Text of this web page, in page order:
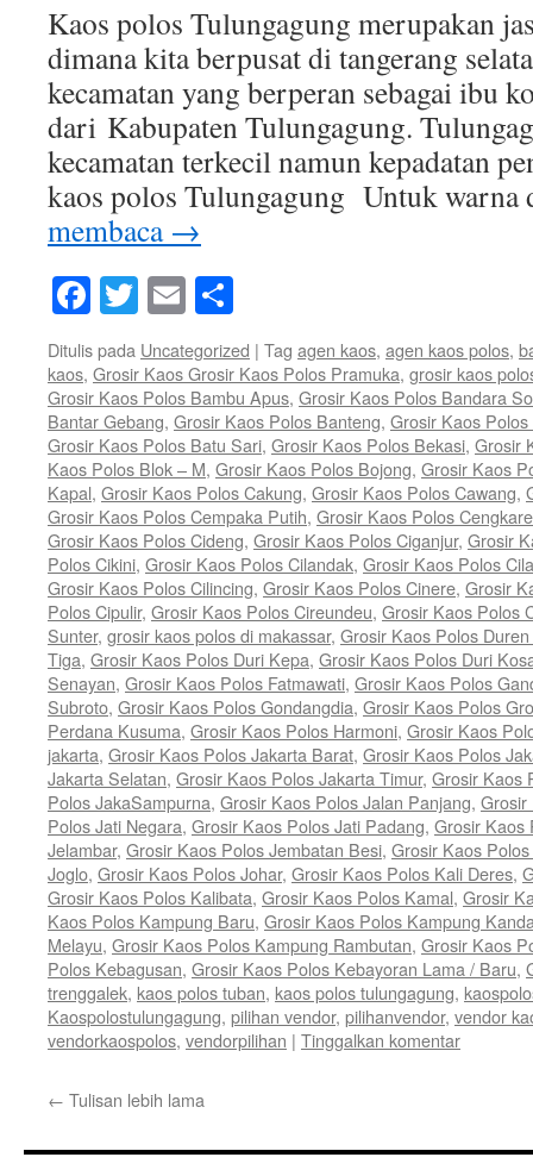
Kaos polos Tulungagung merupakan
dimana kita berpusat di tangerang
kecamatan yang berperan sebagai ibu
dari Kabupaten Tulungagung.
kecamatan terkecil namun kepadatan
kaos polos Tulungagung Untuk
membaca →
Facebook
Twitter
Email
Ditulis pada Uncategorized | Tag agen kaos, agen kaos polos,
kaos, Grosir Kaos Grosir Kaos Polos Pramuka, grosir kaos
Grosir Kaos Polos Bambu Apus, Grosir Kaos Polos Bandara
Bantar Gebang, Grosir Kaos Polos Banteng, Grosir Kaos
Grosir Kaos Polos Batu Sari, Grosir Kaos Polos Bekasi, Grosir
Kaos Polos Blok – M, Grosir Kaos Polos Bojong, Grosir Kaos
Kapal, Grosir Kaos Polos Cakung, Grosir Kaos Polos Cawang,
Grosir Kaos Polos Cempaka Putih, Grosir Kaos Polos
Grosir Kaos Polos Cideng, Grosir Kaos Polos Ciganjur, Grosir
Polos Cikini, Grosir Kaos Polos Cilandak, Grosir Kaos Polos
Grosir Kaos Polos Cilincing, Grosir Kaos Polos Cinere, Grosir
Polos Cipulir, Grosir Kaos Polos Cireundeu, Grosir Kaos Polos
Sunter, grosir kaos polos di makassar, Grosir Kaos Polos
Tiga, Grosir Kaos Polos Duri Kepa, Grosir Kaos Polos Duri
Senayan, Grosir Kaos Polos Fatmawati, Grosir Kaos Polos
Subroto, Grosir Kaos Polos Gondangdia, Grosir Kaos Polos
Perdana Kusuma, Grosir Kaos Polos Harmoni, Grosir Kaos
jakarta, Grosir Kaos Polos Jakarta Barat, Grosir Kaos Polos
Jakarta Selatan, Grosir Kaos Polos Jakarta Timur, Grosir Kaos
Polos JakaSampurna, Grosir Kaos Polos Jalan Panjang, Grosir
Polos Jati Negara, Grosir Kaos Polos Jati Padang, Grosir Kaos
Jelambar, Grosir Kaos Polos Jembatan Besi, Grosir Kaos
Joglo, Grosir Kaos Polos Johar, Grosir Kaos Polos Kali Deres,
Grosir Kaos Polos Kalibata, Grosir Kaos Polos Kamal, Grosir
Kaos Polos Kampung Baru, Grosir Kaos Polos Kampung
Melayu, Grosir Kaos Polos Kampung Rambutan, Grosir Kaos
Polos Kebagusan, Grosir Kaos Polos Kebayoran Lama / Baru,
trenggalek, kaos polos tuban, kaos polos tulungagung,
Kaospolostulungagung, pilihan vendor, pilihanvendor, vendor
vendorkaospolos, vendorpilihan | Tinggalkan komentar
← Tulisan lebih lama